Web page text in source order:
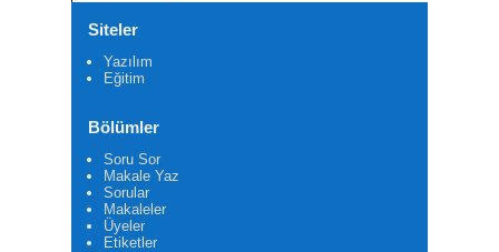
Siteler
Yazılım
Eğitim
Bölümler
Soru Sor
Makale Yaz
Sorular
Makaleler
Üyeler
Etiketler